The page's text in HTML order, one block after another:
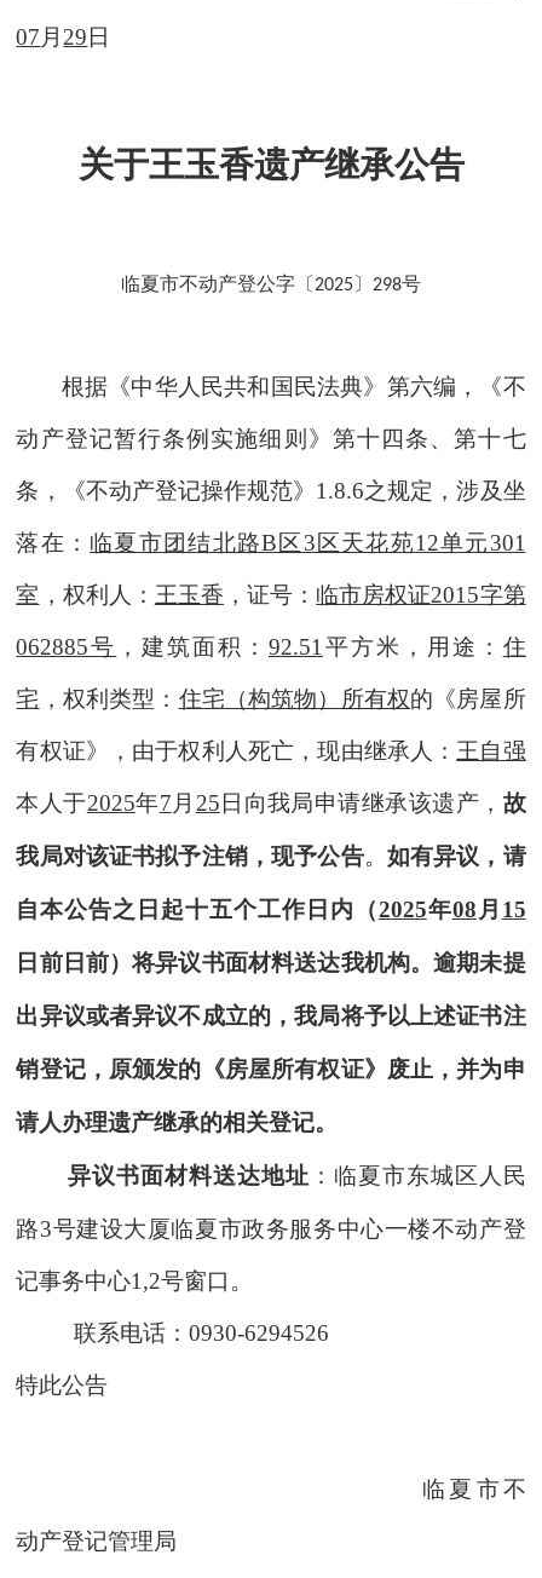
07月29 日
关于王玉香遗产继承公告
临夏市不动产登公字〔2025〕 298号
根据《中华人民共和国民法典》第六编 ， 《不
动产登记暂行条例实施细则》第十四条、第十七
条 ， 《不动产登记操作规范》 1.8.6之规定 ，涉及坐
落在： 临夏市团结北路B区3区天花苑12单元301
室 ，权利人 ： 王玉香 ，证号： 临市房权证2015字第
062885号 ，建筑面积： 92.51平方米，用途： 住
宅 ，权利类型： 住宅 （构筑物）所有权的《房屋所
有权证》， 由于权利人死亡 ，现由继承人：王自强
本人于2025年7月 25 日向我局申请继承该遗产， 故
我局对该证书拟予注销，现予公告。 如有异议，请
自本公告之日起十五个工作日内（2025年08月 15
日前日前）将异议书面材料送达我机构。逾期未提
出异议或者异议不成立的，我局将予以上述证书注
销登记，原颁发的《房屋所有权证》废止，并为申
请人办理遗产继承的相关登记。
异议书面材料送达地址 ：临夏市东城区人民
路3号建设大厦临夏市政务服务中心一楼不动产登
记事务中心1,2号窗口。
联系电话：0930-6294526
特此公告
临夏市不
动产登记管理局